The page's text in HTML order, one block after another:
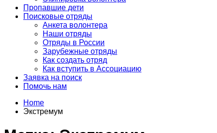
Пропавшие дети
Поисковые отряды
Анкета волонтера
Наши отряды
Отряды в России
Зарубежные отряды
Как создать отряд
Как вступить в Ассоциацию
Заявка на поиск
Помочь нам
Home
Экстремум